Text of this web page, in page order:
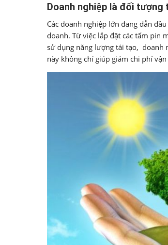
Doanh nghiệp là đối
Các doanh nghiệp lớn đang dẫn
doanh. Từ việc lắp đặt các tấm pin
sử dụng năng lượng tái tạo, doanh
này không chỉ giúp giảm chi phí